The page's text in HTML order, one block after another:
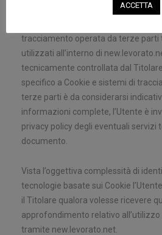
tracciamento operata da terze parti
utilizzati all’interno di
tecnicamente controllata dal
specifico a Cookie e sistemi di
terze parti è da considerarsi
informazioni complete, l’Utente è
privacy policy degli eventuali servizi
documento.
Vista l’oggettiva complessità di
tecnologie basate sui Cookie
il Titolare qualora volesse ricevere
approfondimento relativo all’utilizzo
tramite new.levorato.net.
ACCETTA